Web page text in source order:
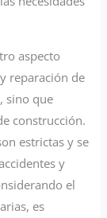
aspecto
reparación de
sino que
construcción.
estrictas y se
y
el
es